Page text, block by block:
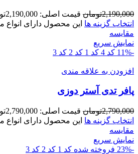
2,190,000تومان قیمت اصلی: 2,190,000تومان بود.
انتخاب گزینه ها این محصول دارای
مقايسه
نمایش سریع
-11%
کد 4 کد 1 کد 2 کد 3
افزودن به علاقه مندی
پافر تدی آستر دوزی
2,790,000تومان قیمت اصلی: 2,790,000تومان بود.
انتخاب گزینه ها این محصول دارای
مقايسه
نمایش سریع
-23%
فروخته شده کد 1 کد 2 کد 3